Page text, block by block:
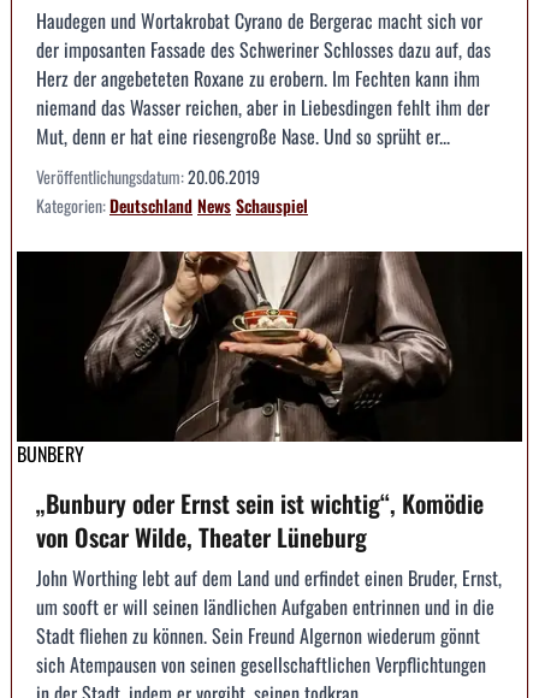
Haudegen und Wortakrobat Cyrano de Bergerac macht sich vor
der imposanten Fassade des Schweriner Schlosses dazu auf, das
Herz der angebeteten Roxane zu erobern. Im Fechten kann ihm
niemand das Wasser reichen, aber in Liebesdingen fehlt ihm der
Mut, denn er hat eine riesengroße Nase. Und so sprüht er...
Veröffentlichungsdatum:20.06.2019
Kategorien:DeutschlandNewsSchauspiel
BUNBERY
„Bunbury oder Ernst sein ist wichtig“, Komödie
von Oscar Wilde, Theater Lüneburg
John Worthing lebt auf dem Land und erfindet einen Bruder, Ernst,
um sooft er will seinen ländlichen Aufgaben entrinnen und in die
Stadt fliehen zu können. Sein Freund Algernon wiederum gönnt
sich Atempausen von seinen gesellschaftlichen Verpflichtungen